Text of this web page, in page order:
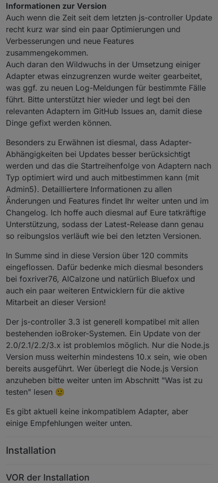
Informationen zur Version
Auch wenn die Zeit seit dem letzten js-controller Update
recht kurz war sind ein paar Optimierungen und
Verbesserungen und neue Features
zusammengekommen.
Auch daran den Wildwuchs in der Umsetzung einiger
Adapter etwas einzugrenzen wurde weiter gearbeitet,
was ggf. zu neuen Log-Meldungen für bestimmte Fälle
führt. Bitte unterstützt hier wieder und legt bei den
relevanten Adaptern im GitHub Issues an, damit diese
Dinge gefixt werden können.
Besonders zu Erwähnen ist diesmal, dass Adapter-
Abhängigkeiten bei Updates besser berücksichtigt
werden und das die Startreihenfolge von Adaptern nach
Typ optimiert wird und auch mitbestimmen kann (mit
Admin5). Detailliertere Informationen zu allen
Änderungen und Features findet Ihr weiter unten und im
Changelog. Ich hoffe auch diesmal auf Eure tatkräftige
Unterstützung, sodass der Latest-Release dann genau
so reibungslos verläuft wie bei den letzten Versionen.
In Summe sind in diese Version über 120 commits
eingeflossen. Dafür bedenke mich diesmal besonders
bei foxriver76, AlCalzone und natürlich Bluefox und
auch ein paar weiteren Entwicklern für die aktive
Mitarbeit an dieser Version!
Der js-controller 3.3 ist generell kompatibel mit allen
bestehenden ioBroker-Systemen. Ein Update von der
2.0/2.1/2.2/3.x ist problemlos möglich. Nur die Node.js
Version muss weiterhin mindestens 10.x sein, wie oben
bereits ausgeführt. Wer überlegt die Node.js Version
anzuheben bitte weiter unten im Abschnitt "Was ist zu
testen" lesen 🙂
Es gibt aktuell keine inkompatiblem Adapter, aber
einige Empfehlungen weiter unten.
Installation
VOR der Installation